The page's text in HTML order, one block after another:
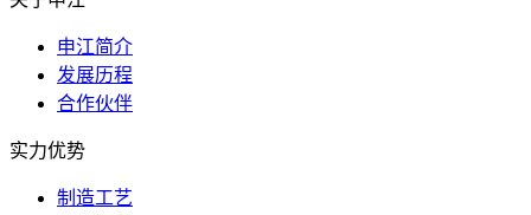
申江简介
发展历程
合作伙伴
实力优势
制造工艺